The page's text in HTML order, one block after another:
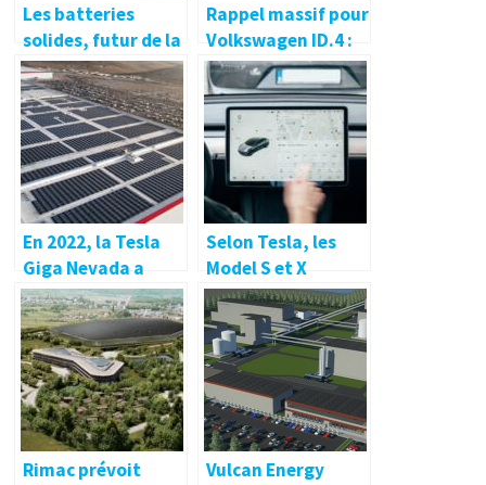
Les batteries
solides, futur de la
voiture électrique,
mais c’est quoi
exactement ?
Rappel massif pour
Volkswagen ID.4 :
un problème
logiciel de batterie
à l’origine du
rappel
En 2022, la Tesla
Giga Nevada a
atteint une
capacité de
recyclage de 100
tonnes par
semaine.
Selon Tesla, les
Model S et X
conservent 88 % de
leur autonomie
initiale à 320 000
km
Rimac prévoit
Vulcan Energy